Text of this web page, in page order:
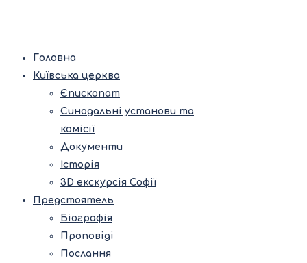
Головна
Київська церква
Єпископат
Синодальні установи та
комісії
Документи
Історія
3D екскурсія Софії
Предстоятель
Біографія
Проповіді
Послання